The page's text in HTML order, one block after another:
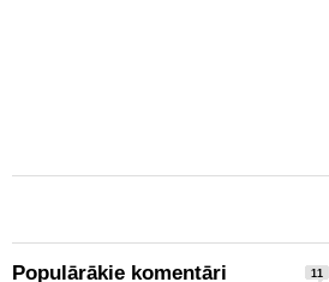
Populārākie komentāri 11